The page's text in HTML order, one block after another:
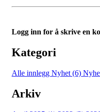
Logg inn for å skrive en
Kategori
Alle innlegg Nyhet (6)
Arkiv